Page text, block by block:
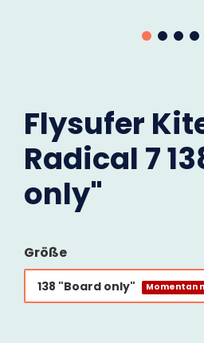
Flysufer
Radical 7
only"
Größe
138 "Board only" Momentan